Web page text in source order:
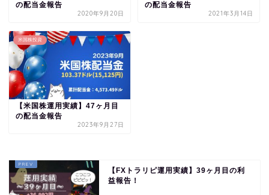
の配当金報告
2020年9月20日
の配当金報告
2021年3月14日
米国株投資
【米国株運用実績】47ヶ月目
の配当金報告
2023年9月27日
【FXトラリピ運用実績】39ヶ月目の利
益報告！